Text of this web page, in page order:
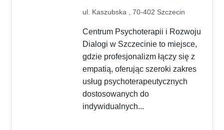
ul. Kaszubska , 70-402 Szczecin
Centrum Psychoterapii i Rozwoju
Dialogi w Szczecinie to miejsce,
gdzie profesjonalizm łączy się z
empatią, oferując szeroki zakres
usług psychoterapeutycznych
dostosowanych do
indywidualnych...